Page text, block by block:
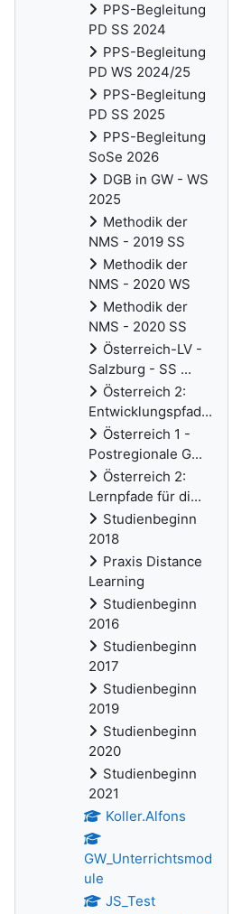
PPS-Begleitung
PD SS 2024
PPS-Begleitung
PD WS 2024/25
PPS-Begleitung
PD SS 2025
PPS-Begleitung
SoSe 2026
DGB in GW - WS
2025
Methodik der
NMS - 2019 SS
Methodik der
NMS - 2020 WS
Methodik der
NMS - 2020 SS
Österreich-LV -
Salzburg - SS ...
Österreich 2:
Entwicklungspfad...
Österreich 1 -
Postregionale G...
Österreich 2:
Lernpfade für di...
Studienbeginn
2018
Praxis Distance
Learning
Studienbeginn
2016
Studienbeginn
2017
Studienbeginn
2019
Studienbeginn
2020
Studienbeginn
2021
Koller.Alfons
GW_Unterrichtsmod
ule
JS_Test